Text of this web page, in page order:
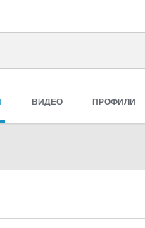
ВИДЕО ПРОФИЛИ